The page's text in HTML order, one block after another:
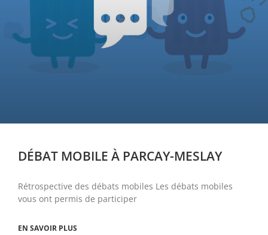
DÉBAT MOBILE À PARCAY-MESLAY
Rétrospective des débats mobiles Les débats mobiles
vous ont permis de participer
EN SAVOIR PLUS